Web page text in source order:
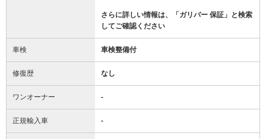
さらに詳しい情報は、「ガリバー 保証」と検索
してご確認ください
車検 車検整備付
修復歴 なし
ワンオーナー -
正規輸入車 -